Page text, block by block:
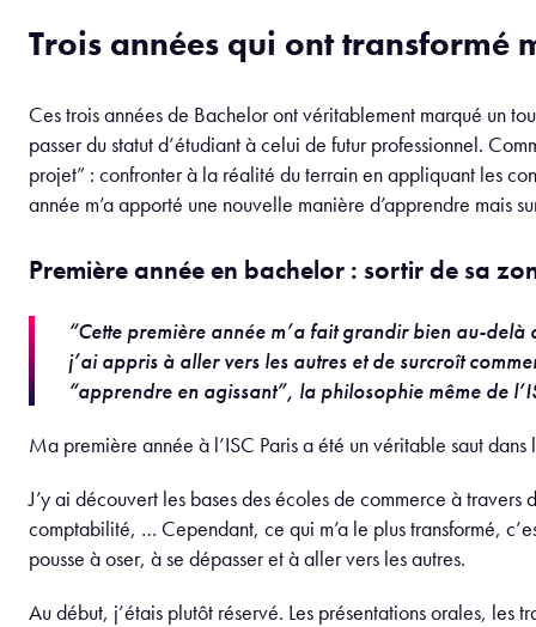
Trois années qui ont transformé
Ces trois années de Bachelor ont véritablement marqué un
passer du statut d’étudiant à celui de futur professionnel.
projet” : confronter à la réalité du terrain en appliquant les
année m’a apporté une nouvelle manière d’apprendre mais
Première année en bachelor : sortir de sa
“Cette première année m’a fait grandir bien au-
j’ai appris à aller vers les autres et de surcroît
“apprendre en agissant”, la philosophie même de
Ma première année à l’ISC Paris a été un véritable saut dans
J’y ai découvert les bases des écoles de commerce à
comptabilité, … Cependant, ce qui m’a le plus transformé,
pousse à oser, à se dépasser et à aller vers les autres.
Au début, j’étais plutôt réservé. Les présentations orales, les